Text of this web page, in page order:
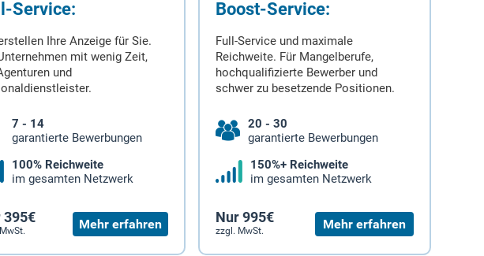
Service:
Ihre Anzeige für Sie.
mit wenig Zeit,
und
7 - 14
garantierte Bewerbungen
100% Reichweite
im gesamten Netzwerk
395€ Mehr erfahren
Boost-Service:
Full-Service und maximale
Reichweite. Für Mangelberufe,
hochqualifizierte Bewerber und
schwer zu besetzende Positionen.
20 - 30
garantierte Bewerbungen
150%+ Reichweite
im gesamten Netzwerk
Nur 995€
zzgl. MwSt. Mehr erfahren